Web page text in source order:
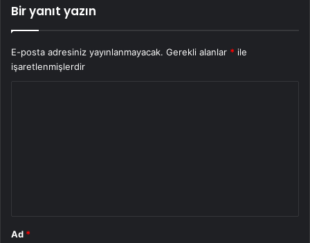
Bir yanıt yazın
E-posta adresiniz yayınlanmayacak. Gerekli alanlar * ile
işaretlenmişlerdir
Ad *